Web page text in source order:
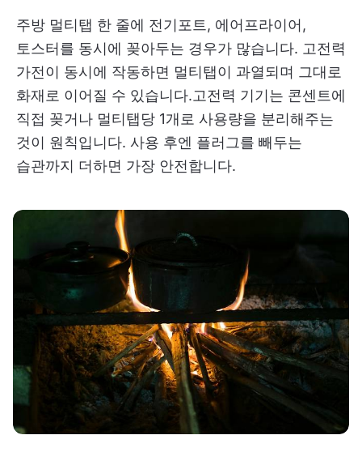
주방 멀티탭 한 줄에 전기포트, 에어프라이어,
토스터를 동시에 꽂아두는 경우가 많습니다. 고전력
가전이 동시에 작동하면 멀티탭이 과열되며 그대로
화재로 이어질 수 있습니다.고전력 기기는 콘센트에
직접 꽂거나 멀티탭당 1개로 사용량을 분리해주는
것이 원칙입니다. 사용 후엔 플러그를 빼두는
습관까지 더하면 가장 안전합니다.